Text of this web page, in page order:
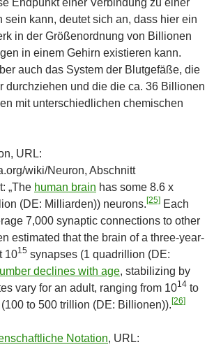
sein kann, deutet sich an, dass hier ein
in der Größenordnung von Billionen
in einem Gehirn existieren kann.
auch das System der Blutgefäße, die
durchziehen und die die ca. 36 Billionen
mit unterschiedlichen chemischen
URL:
wiki/Neuron, Abschnitt
„The human brain has some 8.6 x
(DE: Milliarden)) neurons. [25] Each
7,000 synaptic connections to other
estimated that the brain of a three-year-
1015 synapses (1 quadrillion (DE:
declines with age, stabilizing by
vary for an adult, ranging from 1014 to
to 500 trillion (DE: Billionen)). [26]
Notation, URL: